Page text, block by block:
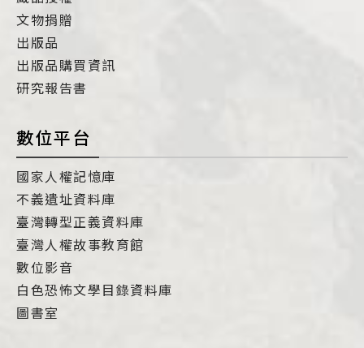
文物捐贈
出版品
出版品購買資訊
研究報告書
數位平台
國家人權記憶庫
不義遺址資料庫
臺灣轉型正義資料庫
臺灣人權故事教育館
數位影音
白色恐怖文學目錄資料庫
圖書室